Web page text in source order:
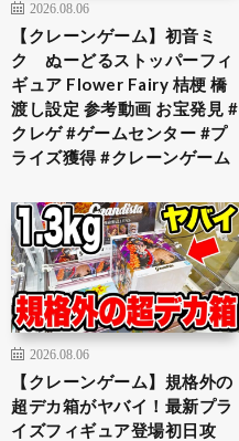
2026.08.06
【クレーンゲーム】初音ミ
ク ぬーどるストッパーフィ
ギュア Flower Fairy 桔梗 橋
渡し設定 参考動画 お宝発見 #
クレゲ #ゲームセンター #プ
ライズ獲得 #クレーンゲーム
2026.08.06
【クレーンゲーム】規格外の
超デカ箱がヤバイ！最新プラ
イズフィギュア登場初日攻